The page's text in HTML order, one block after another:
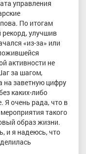
управления
По итогам
рекорд, улучшив
«из-за» или
активности не
за шагом,
на заветную цифру
каких-либо
Я очень рада, что в
такого
образ жизни.
и я надеюсь, что